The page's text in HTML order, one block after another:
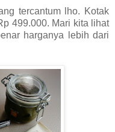
tercantum lho. Kotak
499.000. Mari kita lihat
harganya lebih dari